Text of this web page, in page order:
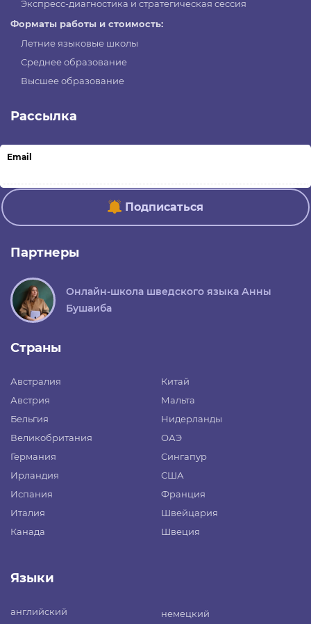
Экспресс-диагностика и стратегическая сессия
Форматы работы и стоимость:
Летние языковые школы
Среднее образование
Высшее образование
Рассылка
Email
Подписаться
Партнеры
Онлайн-школа шведского языка Анны
Бушаиба
Страны
Австралия
Австрия
Бельгия
Великобритания
Германия
Ирландия
Испания
Италия
Канада
Китай
Мальта
Нидерланды
ОАЭ
Сингапур
США
Франция
Швейцария
Швеция
Языки
английский
немецкий